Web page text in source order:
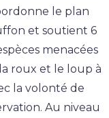
le plan
et soutient 6
menacées
roux et le loup à
la volonté de
Au niveau